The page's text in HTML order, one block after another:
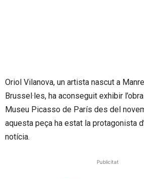
Oriol Vilanova, un artista nascut a
Brussel·les, ha aconseguit exhibir l’obra
Museu Picasso de París des del
aquesta peça ha estat la protagonista
notícia.
Publicitat